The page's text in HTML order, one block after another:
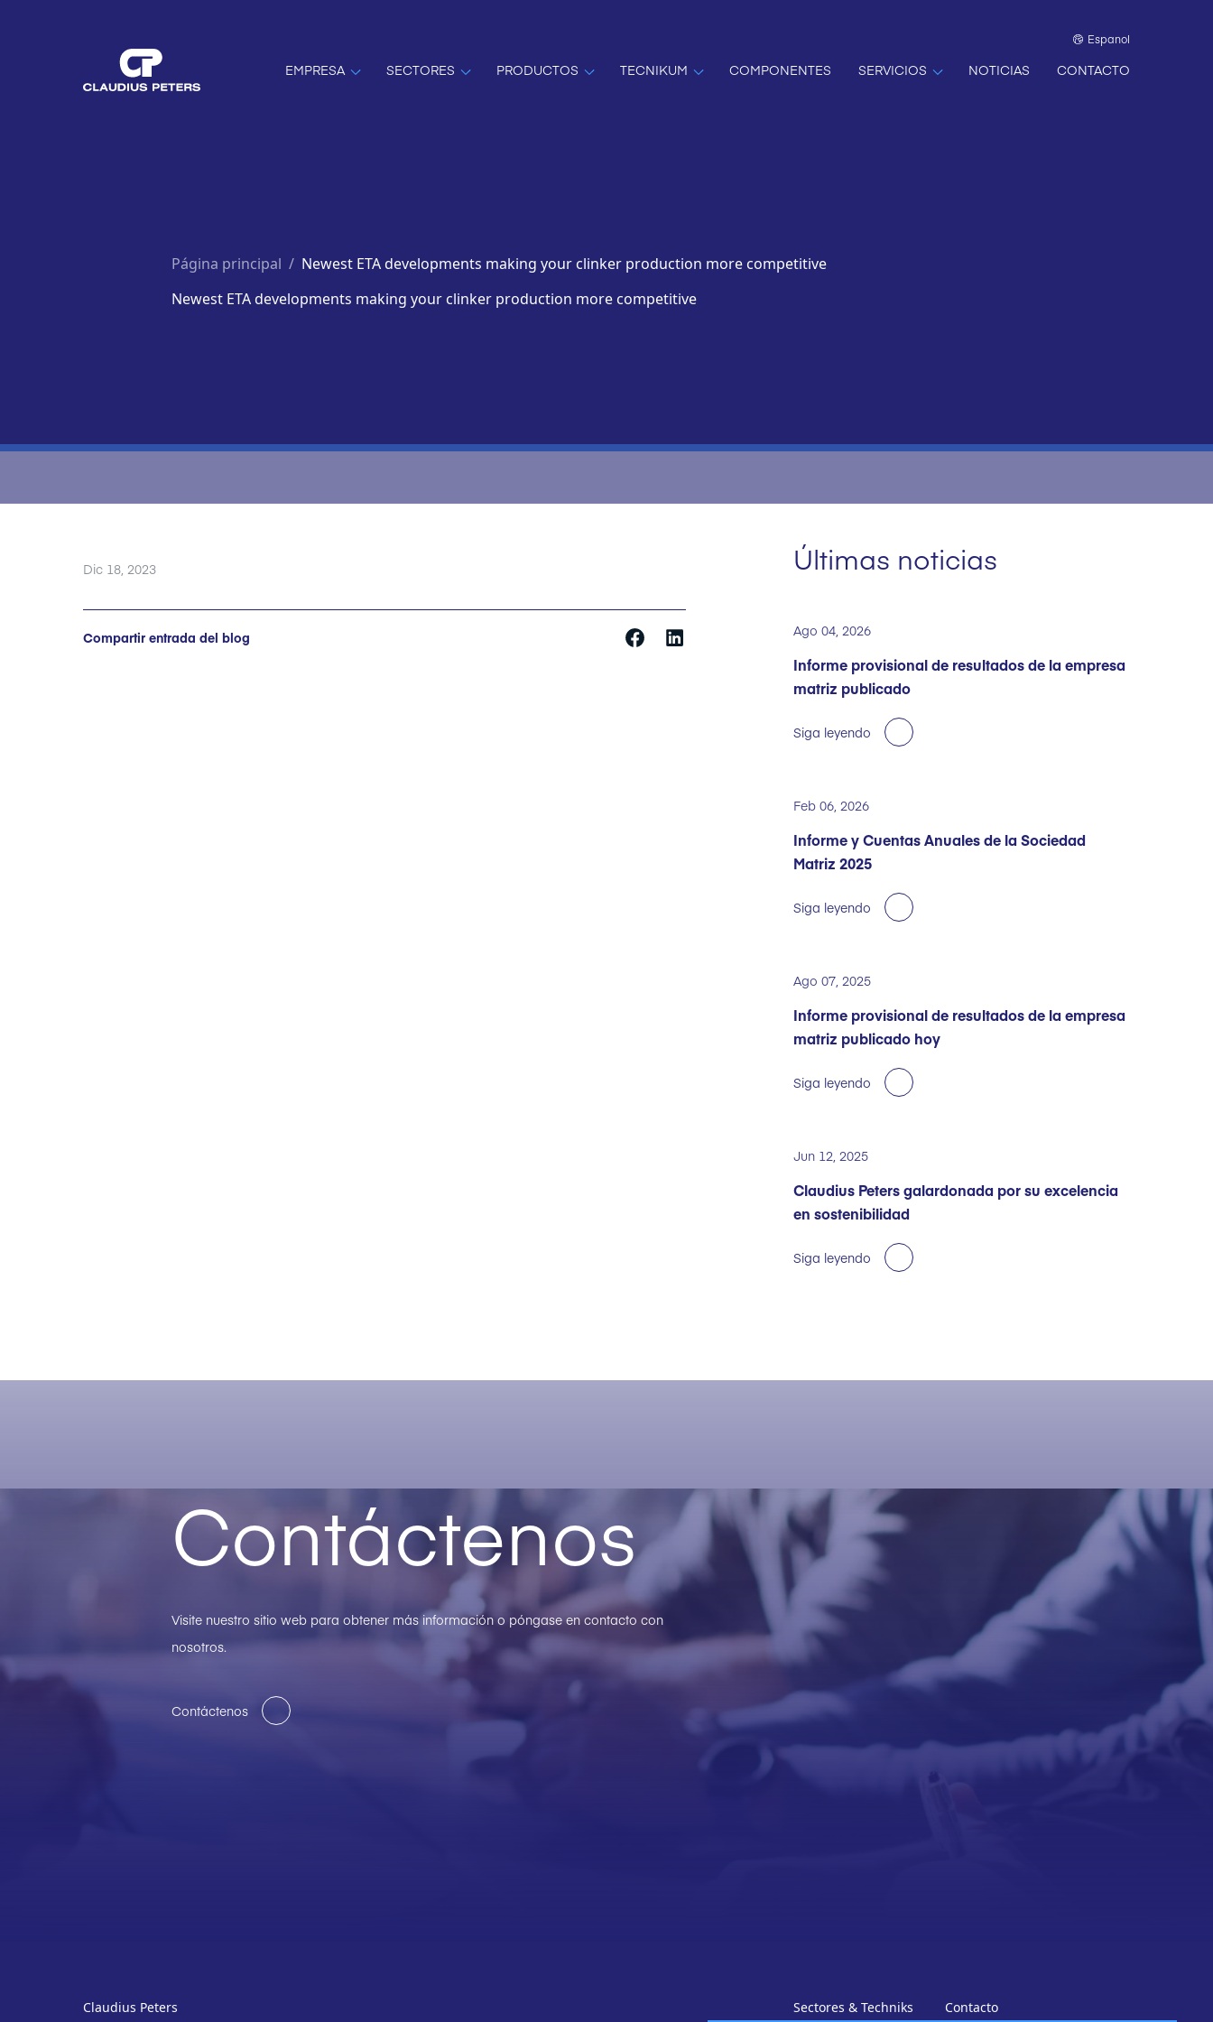
Espanol
EMPRESA SECTORES PRODUCTOS TECNIKUM COMPONENTES SERVICIOS NOTICIAS CONTACTO
Página principal / Newest ETA developments making your clinker production more competitive
Newest ETA developments making your clinker production more competitive
Dic 18, 2023
Compartir entrada del blog
Últimas noticias
Ago 04, 2026
Informe provisional de resultados de la empresa
matriz publicado
Siga leyendo
Feb 06, 2026
Informe y Cuentas Anuales de la Sociedad
Matriz 2025
Siga leyendo
Ago 07, 2025
Informe provisional de resultados de la empresa
matriz publicado hoy
Siga leyendo
Jun 12, 2025
Claudius Peters galardonada por su excelencia
en sostenibilidad
Siga leyendo
Contáctenos
Visite nuestro sitio web para obtener más información o póngase en contacto con
nosotros.
Contáctenos
Claudius Peters Sectores & Techniks Contacto